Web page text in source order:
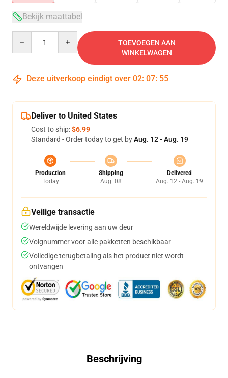
Bekijk maattabel
TOEVOEGEN AAN
WINKELWAGEN
Deze uitverkoop eindigt over 02: 07: 54
Deliver to United States
Cost to ship:$6.99
Standard - Order today to get byAug. 12 - Aug. 19
Production
Today
Shipping
Aug. 08
Delivered
Aug. 12 - Aug. 19
Veilige transactie
Wereldwijde levering aan uw deur
Volgnummer voor alle pakketten beschikbaar
Volledige terugbetaling als het product niet wordt
ontvangen
Beschrijving